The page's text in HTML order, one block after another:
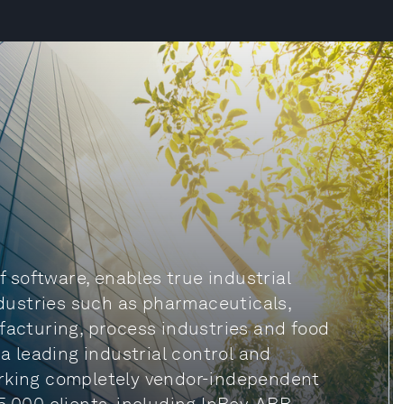
software, enables true industrial
such as pharmaceuticals,
process industries and food
leading industrial control and
completely vendor-independent